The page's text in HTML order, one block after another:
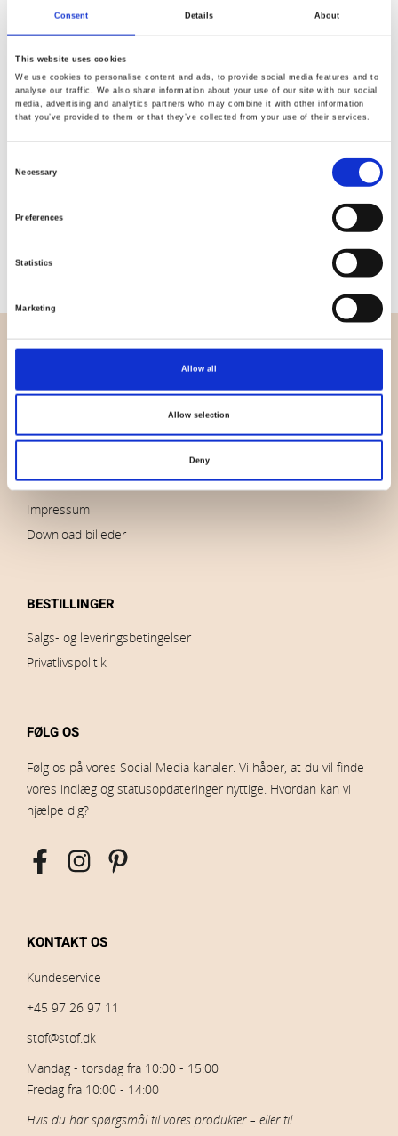
Consent Details About
This website uses cookies
We use cookies to personalise content and ads, to provide social media features and to
analyse our traffic. We also share information about your use of our site with our social
media, advertising and analytics partners who may combine it with other information
that you’ve provided to them or that they’ve collected from your use of their services.
Necessary
Preferences
Statistics
Marketing
Allow all
Allow selection
Deny
Kvalitet
Hurtig
Specifikation
112,00
100% bomuld
0,152 Kg.
OVERSIGT
Nyheder
Brands
Impressum
Download billeder
BESTILLINGER
Salgs- og leveringsbetingelser
Privatlivspolitik
FØLG OS
Følg os på vores Social Media kanaler. Vi håber, at du vil finde
vores indlæg og statusopdateringer nyttige. Hvordan kan vi
hjælpe dig?
KONTAKT OS
Kundeservice
+45 97 26 97 11
stof@stof.dk
Mandag - torsdag fra 10:00 - 15:00
Fredag fra 10:00 - 14:00
Hvis du har spørgsmål til vores produkter – eller til